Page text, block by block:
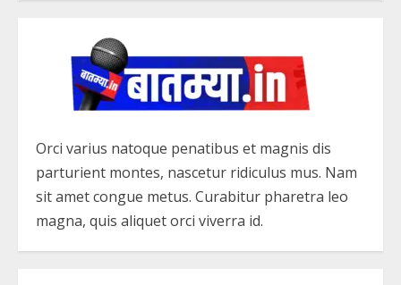
Orci varius natoque penatibus et magnis dis
parturient montes, nascetur ridiculus mus. Nam
sit amet congue metus. Curabitur pharetra leo
magna, quis aliquet orci viverra id.